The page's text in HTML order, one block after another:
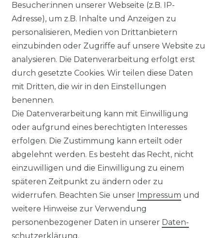
DATENSCHUTZERKLÄRUNG
WIDERRUFSRECHT
IMPRESSUM
KONTAKT
Unsere Zahlungsmöglichkeiten
Wir versenden mit
Besucher:innen unserer Webseite (z.B. IP-
Adresse), um z.B. Inhalte und Anzeigen zu
personalisieren, Medien von Drittanbietern
einzubinden oder Zugriffe auf unsere Website zu
analysieren. Die Datenverarbeitung erfolgt erst
durch gesetzte Cookies. Wir teilen diese Daten
mit Dritten, die wir in den Einstellungen
benennen.
Die Datenverarbeitung kann mit Einwilligung
oder aufgrund eines berechtigten Interesses
erfolgen. Die Zustimmung kann erteilt oder
abgelehnt werden. Es besteht das Recht, nicht
einzuwilligen und die Einwilligung zu einem
späteren Zeitpunkt zu ändern oder zu
widerrufen. Beachten Sie unser Impressum und
weitere Hinweise zur Verwendung
personenbezogener Daten in unserer Daten­
schutz­erklärung.